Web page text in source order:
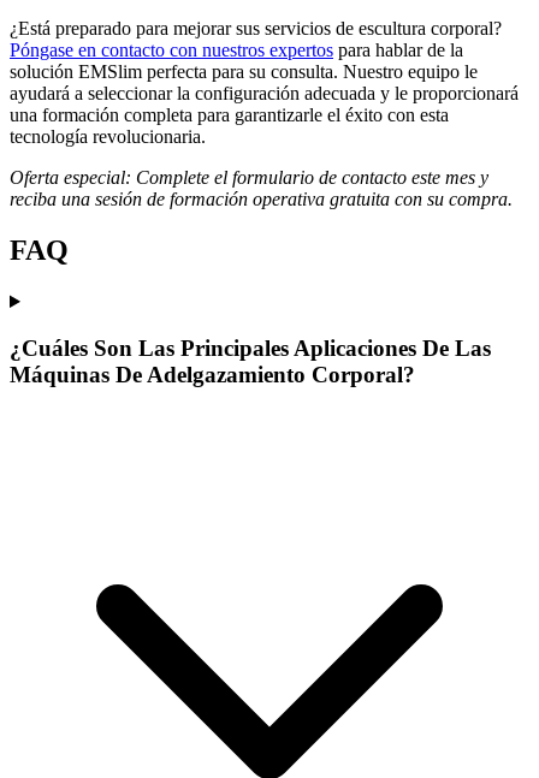
¿Está preparado para mejorar sus servicios de escultura corporal?
Póngase en contacto con nuestros expertos para hablar de la
solución EMSlim perfecta para su consulta. Nuestro equipo le
ayudará a seleccionar la configuración adecuada y le proporcionará
una formación completa para garantizarle el éxito con esta
tecnología revolucionaria.
Oferta especial: Complete el formulario de contacto este mes y
reciba una sesión de formación operativa gratuita con su compra.
FAQ
¿Cuáles Son Las Principales Aplicaciones De Las
Máquinas De Adelgazamiento Corporal?